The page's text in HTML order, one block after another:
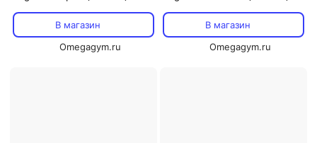
В магазин
Omegagym.ru
В магазин
Omegagym.ru